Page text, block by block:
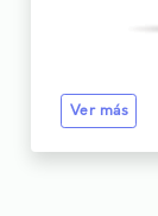
Ver más